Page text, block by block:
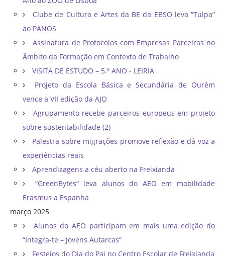
Clube de Cultura e Artes da BE da EBSO leva “Tulpa”
ao PANOS
Assinatura de Protocolos com Empresas Parceiras no
Âmbito da Formação em Contexto de Trabalho
VISITA DE ESTUDO – 5.º ANO - LEIRIA
Projeto da Escola Básica e Secundária de Ourém
vence a VII edição da AJO
Agrupamento recebe parceiros europeus em projeto
sobre sustentabilidade (2)
Palestra sobre migrações promove reflexão e dá voz a
experiências reais
Aprendizagens a céu aberto na Freixianda
“GreenBytes” leva alunos do AEO em mobilidade
Erasmus a Espanha
março 2025
Alunos do AEO participam em mais uma edição do
“Integra-te – Jovens Autarcas”
Festejos do Dia do Pai no Centro Escolar de Freixianda